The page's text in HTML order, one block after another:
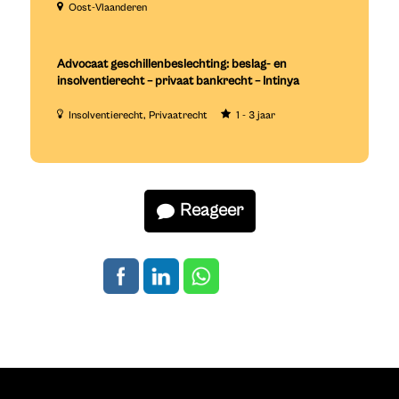
Oost-Vlaanderen
Advocaat geschillenbeslechting: beslag- en
insolventierecht – privaat bankrecht – Intinya
Insolventierecht Privaatrecht 1 - 3 jaar
Reageer